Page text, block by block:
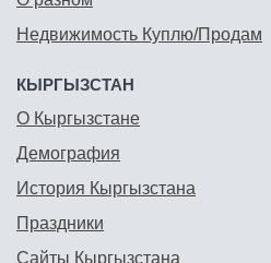
Недвижимость Куплю/Продам
КЫРГЫЗСТАН
О Кыргызстане
Демография
История Кыргызстана
Праздники
Сайты Кыргызстана